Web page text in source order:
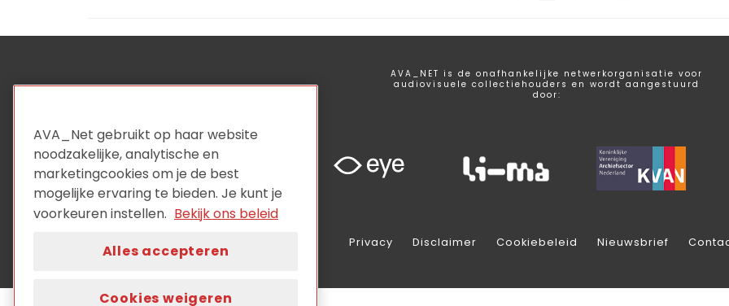
AVA_NET is de onafhankelijke netwerkorganisatie voor
audiovisuele collectiehouders en wordt aangestuurd
door:
Privacy Disclaimer Cookiebeleid Nieuwsbrief
AVA_Net gebruikt op haar website
noodzakelijke, analytische en
marketingcookies om je de best
mogelijke ervaring te bieden. Je kunt je
voorkeuren instellen. Bekijk ons beleid
Alles accepteren
Cookies weigeren